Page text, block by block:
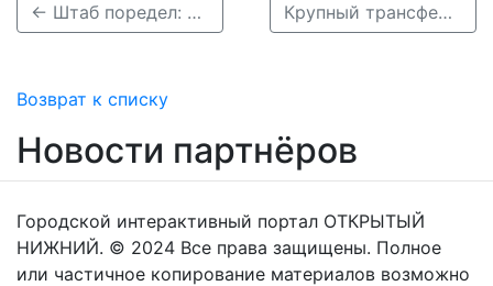
← Штаб поредел: ХК «Торпедо» лишился тренера Игоря Уланова Крупный трансфер: в Нижний Новгород едет еще один «Армеец» →
Возврат к списку
Новости партнёров
Городской интерактивный портал ОТКРЫТЫЙ
НИЖНИЙ. © 2024 Все права защищены. Полное
или частичное копирование материалов возможно